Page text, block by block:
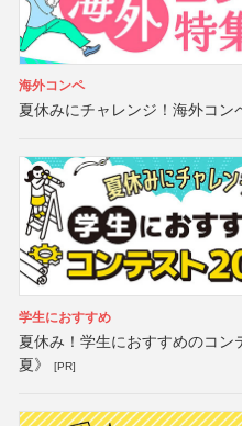
海外コンペ
夏休みにチャレンジ！海外コン
学生におすすめ
夏休み！学生におすすめのコン
夏》
[PR]